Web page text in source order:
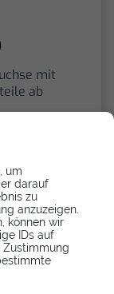
, um
darauf
zu
anzuzeigen.
können wir
IDs auf
Zustimmung
mit
ab